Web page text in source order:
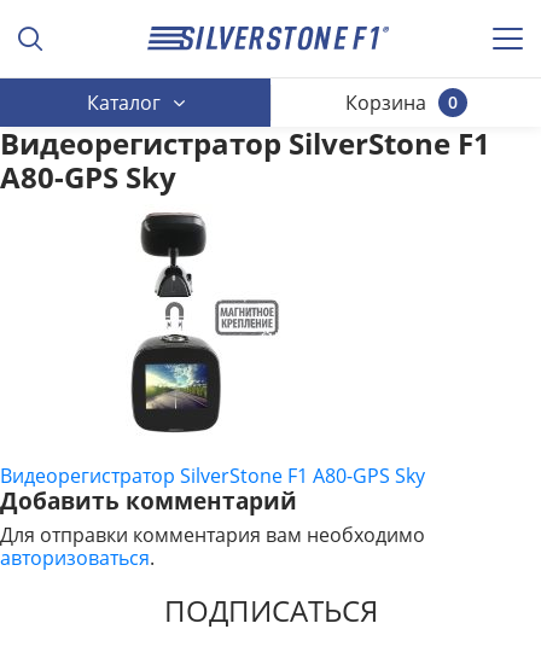
Каталог 0
Корзина
Видеорегистратор SilverStone F1
A80-GPS Sky
НАВИГАЦИЯ
ПО
ЗАПИСЯМ
Видеорегистратор SilverStone F1 A80-GPS Sky
Добавить комментарий
Для отправки комментария вам необходимо
авторизоваться.
ПОДПИСАТЬСЯ